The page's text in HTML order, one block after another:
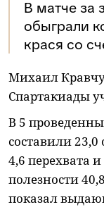
В матче за
обыграли
крася со
Михаил
Спартакиады
В 5
составили 23,0
4,6 перехвата
полезности
показал